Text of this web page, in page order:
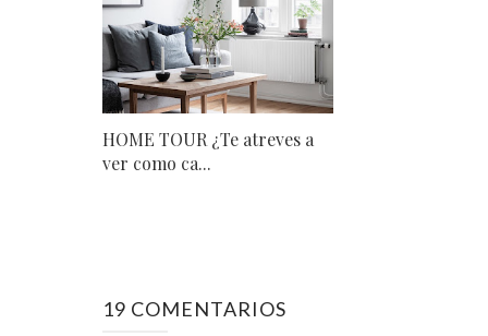
HOME TOUR ¿Te atreves a
ver como ca...
19 COMENTARIOS